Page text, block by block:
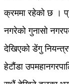
क्रममा रहेको छ ।
नगरेको गुनासो
देखिएको डेंगु
हेटौंडा